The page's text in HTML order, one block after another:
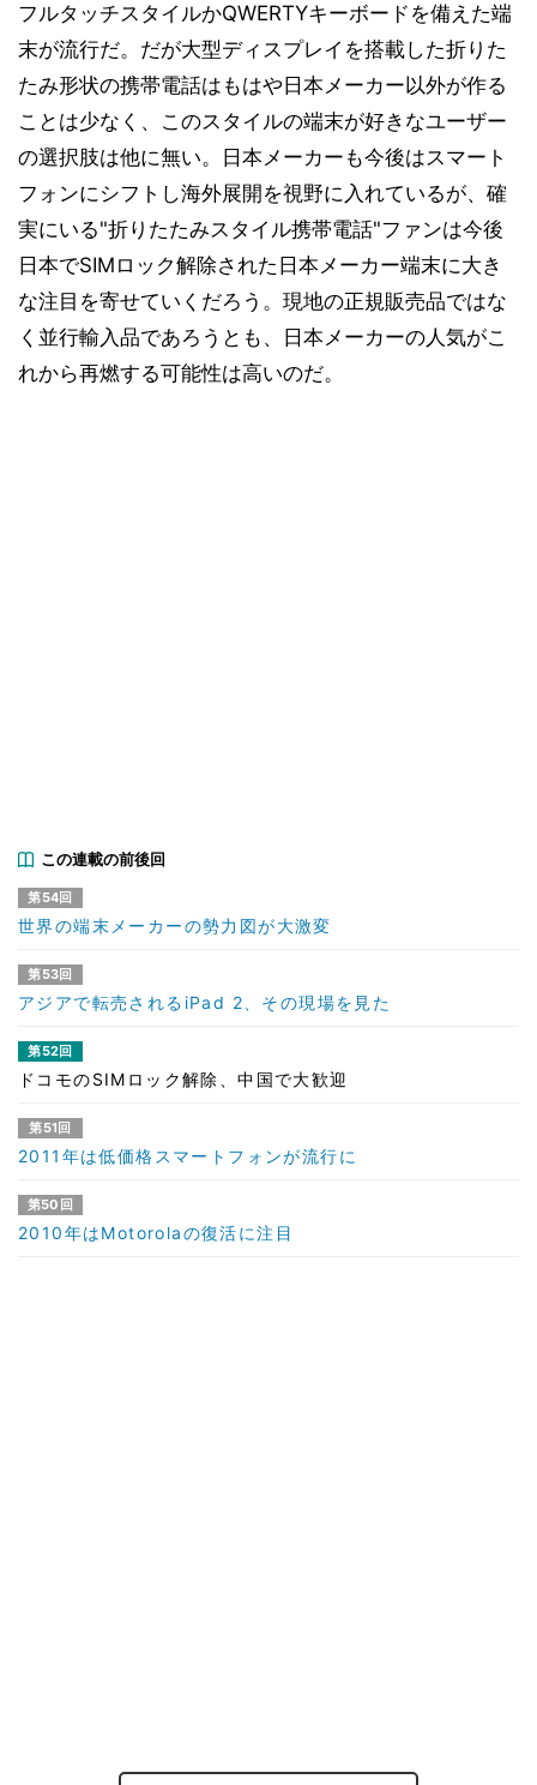
フルタッチスタイルかQWERTYキーボードを備えた端
末が流行だ。だが大型ディスプレイを搭載した折りた
たみ形状の携帯電話はもはや日本メーカー以外が作る
ことは少なく、このスタイルの端末が好きなユーザー
の選択肢は他に無い。日本メーカーも今後はスマート
フォンにシフトし海外展開を視野に入れているが、確
実にいる"折りたたみスタイル携帯電話"ファンは今後
日本でSIMロック解除された日本メーカー端末に大き
な注目を寄せていくだろう。現地の正規販売品ではな
く並行輸入品であろうとも、日本メーカーの人気がこ
れから再燃する可能性は高いのだ。
この連載の前後回
第54回
世界の端末メーカーの勢力図が大激変
第53回
アジアで転売されるiPad 2、その現場を見た
第52回
ドコモのSIMロック解除、中国で大歓迎
第51回
2011年は低価格スマートフォンが流行に
第50回
2010年はMotorolaの復活に注目